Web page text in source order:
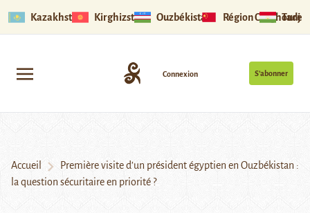
Kazakhstan Kirghizstan Ouzbékistan Région Ouïghoure
S’abonner
Connexion
Accueil
Première visite d’un président égyptien en Ouzbékistan :
la question sécuritaire en priorité ?